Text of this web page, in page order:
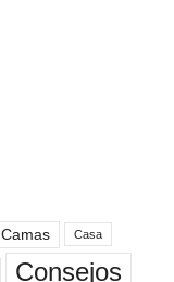
Camas Casa
Consejos